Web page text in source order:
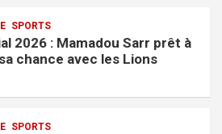
SPORTS
2026 : Mamadou Sarr prêt à
chance avec les Lions
SPORTS